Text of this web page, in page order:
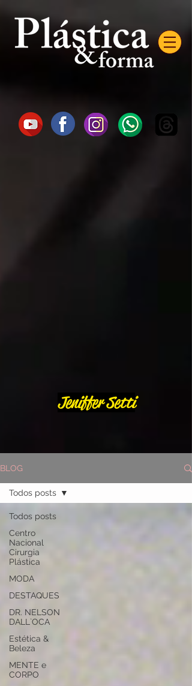
Jeniffer Setti
BLOG
Todos posts
Centro
Nacional
Cirurgia
Plástica
MODA
DESTAQUES
DR. NELSON
DALL`OCA
Estética &
Beleza
MENTE e
CORPO
Todos posts